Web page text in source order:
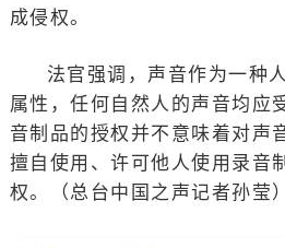
成侵权。
法官强调，声音作为一种
属性，任何自然人的声音均应
音制品的授权并不意味着对声
擅自使用、许可他人使用录音
权。（总台中国之声记者孙莹）